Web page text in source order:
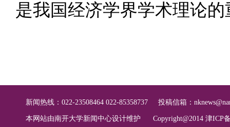
是我国经济学界学术理论
新闻热线：022-23508464 022-85358737 投稿信箱：
本网站由南开大学新闻中心设计维护 Copyright@2014 津ICP